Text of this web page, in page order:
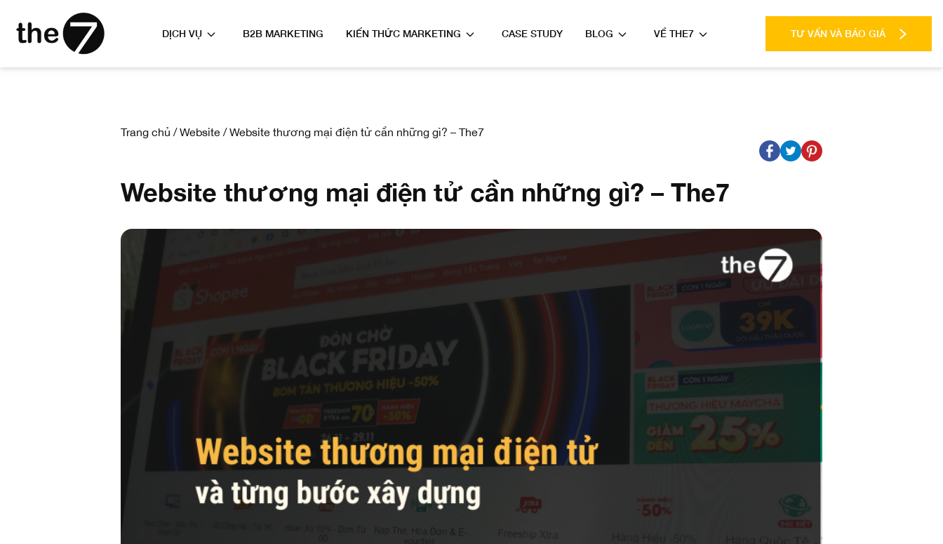
DỊCH VỤ B2B MARKETING KIẾN THỨC MARKETING CASE STUDY BLOG VỀ THE7 TƯ VẤN VÀ BÁO GIÁ
Trang chủ /Website /Website thương mại điện tử cần những gì? – The7
Website thương mại điện tử cần những gì? – The7